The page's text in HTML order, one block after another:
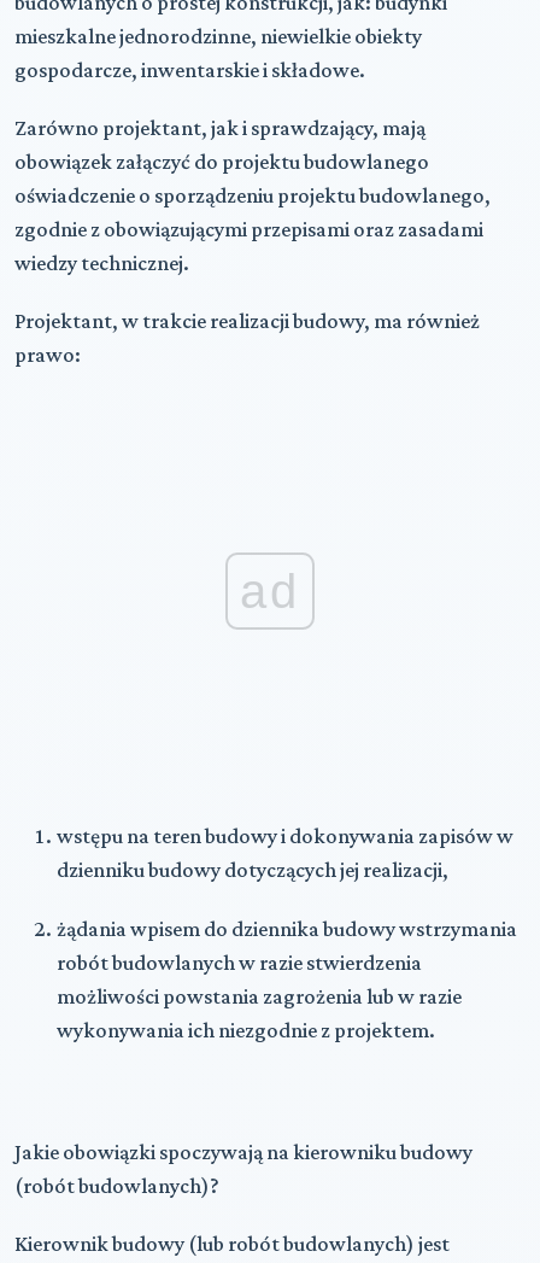
mieszkalne jednorodzinne, niewielkie obiekty
gospodarcze, inwentarskie i składowe.
Zarówno projektant, jak i sprawdzający, mają
obowiązek załączyć do projektu budowlanego
oświadczenie o sporządzeniu projektu budowlanego,
zgodnie z obowiązującymi przepisami oraz zasadami
wiedzy technicznej.
Projektant, w trakcie realizacji budowy, ma również
prawo:
ad
wstępu na teren budowy i dokonywania zapisów w
dzienniku budowy dotyczących jej realizacji,
żądania wpisem do dziennika budowy wstrzymania
robót budowlanych w razie stwierdzenia
możliwości powstania zagrożenia lub w razie
wykonywania ich niezgodnie z projektem.
Jakie obowiązki spoczywają na kierowniku budowy
(robót budowlanych)?
Kierownik budowy (lub robót budowlanych) jest